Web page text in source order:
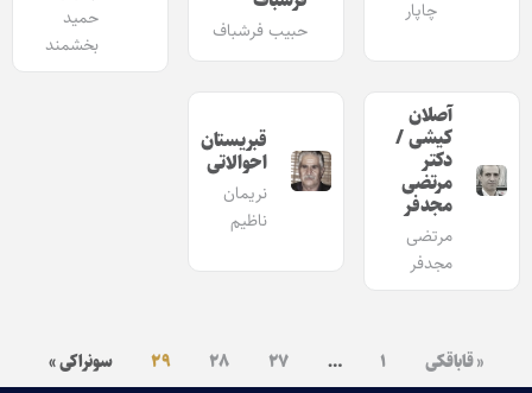
چاپار
حبیب فرشباف
حمید
بخشمند
آصلان
کیشی /
دکتر
مرتضی
مجدفر
مرتضی
مجدفر
قبریستان
احوالاتی
نریمان
ناظیم
« قاباقکی ۱ … ۲۷ ۲۸ ۲۹ سونراکی »